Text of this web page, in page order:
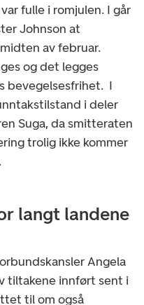
fulle i romjulen. I går
Johnson at
av februar.
og det legges
bevegelsesfrihet. I
i deler
Suga, da smitteraten
trolig ikke kommer
langt landene
Angela
tiltakene innført sent i
til om også